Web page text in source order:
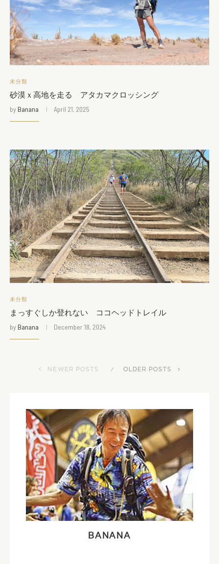
未分類
砂漠ｘ高地を走る アタカマクロッシング
by Banana April 21, 2025
未分類
まっすぐしか登れない ココヘッドトレイル
by Banana December 18, 2024
NEWER POSTS OLDER POSTS
BANANA